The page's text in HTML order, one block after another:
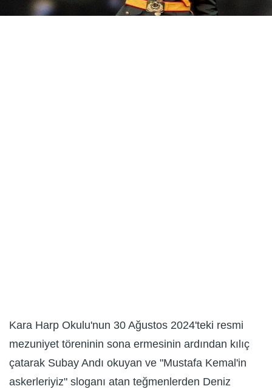
Kara Harp Okulu'nun 30 Ağustos 2024'teki resmi
mezuniyet töreninin sona ermesinin ardından kılıç
çatarak Subay Andı okuyan ve "Mustafa Kemal'in
askerleriyiz" sloganı atan teğmenlerden Deniz